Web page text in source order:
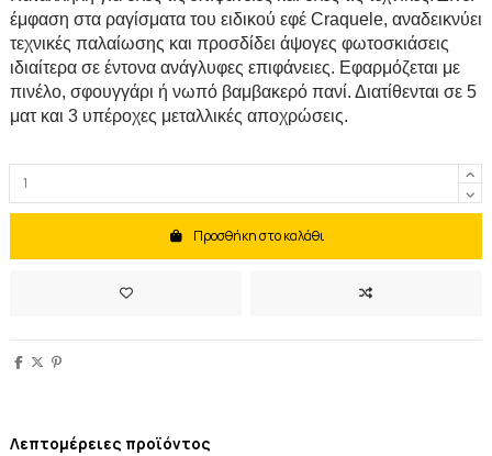
έμφαση στα ραγίσματα του ειδικού εφέ Craquele, αναδεικνύει
τεχνικές παλαίωσης και προσδίδει άψογες φωτοσκιάσεις
ιδιαίτερα σε έντονα ανάγλυφες επιφάνειες. Εφαρμόζεται με
πινέλο, σφουγγάρι ή νωπό βαμβακερό πανί. Διατίθενται σε 5
ματ και 3 υπέροχες μεταλλικές αποχρώσεις.
Προσθήκη στο καλάθι
Λεπτομέρειες προϊόντος